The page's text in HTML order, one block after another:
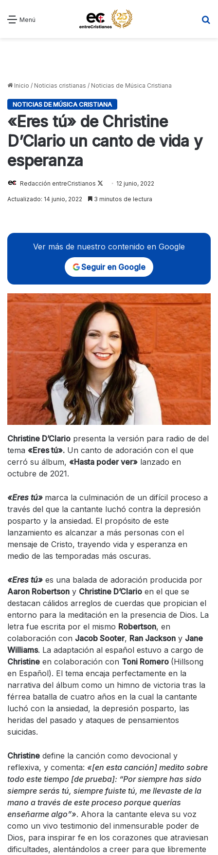
Menú
Inicio / Noticias cristianas / Noticias de Música Cristiana
NOTICIAS DE MÚSICA CRISTIANA
«Eres tú» de Christine
D’Clario un canto de vida y
esperanza
Redacción entreCristianos
Follow12 junio, 2022
Actualizado: 14 junio, 2022 3 minutos de lectura
Ver más de nuestro contenido en Google
Seguir en Google
Christine D’Clario presenta la versión para radio de del
tema «Eres tú». Un canto de adoración con el que
cerró su álbum, «Hasta poder ver» lanzado en
octubre de 2021.
«Eres tú» marca la culminación de un difícil proceso a
través del que la cantante luchó contra la depresión
posparto y la ansiedad. El propósito de este
lanzamiento es alcanzar a más personas con el
mensaje de Cristo, trayendo vida y esperanza en
medio de las temporadas más oscuras.
«Eres tú» es una balada de adoración producida por
Aaron Robertson y Christine D’Clario en el que se
destacan cálidos arreglos de cuerdas que propician el
entorno para la meditación en la presencia de Dios. La
letra fue escrita por el mismo Robertson, en
colaboración con Jacob Sooter, Ran Jackson y Jane
Williams. La adaptación al español estuvo a cargo de
Christine en colaboración con Toni Romero (Hillsong
en Español). El tema encaja perfectamente en la
narrativa del álbum como un himno de victoria tras la
férrea batalla de cuatro años en la cual la cantante
luchó con la ansiedad, la depresión posparto, las
heridas del pasado y ataques de pensamientos
suicidas.
Christine define la canción como devocional y
reflexiva, y comenta: «[en esta canción] medito sobre
todo este tiempo [de prueba]: “Por siempre has sido
siempre serás tú, siempre fuiste tú, me llevaste de la
mano a través de este proceso porque querías
enseñarme algo”». Ahora la cantante eleva su voz
como un vivo testimonio del inmensurable poder de
Dios, para inspirar fe en los corazones que atraviesan
dificultades, alentándolos a creer para que libremente